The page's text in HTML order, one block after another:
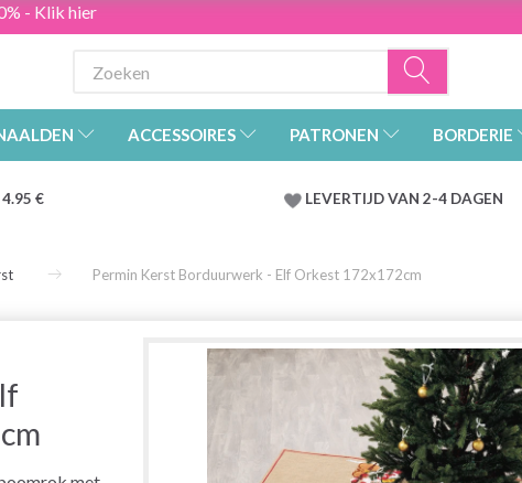
- Klik hier
ACCESSOIRES PATRONEN BORDERIE
€ LEVERTIJD VAN 2-4 DAGEN
Permin Kerst Borduurwerk - Elf Orkest 172x172cm